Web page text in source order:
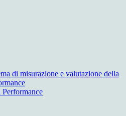
di misurazione e valutazione della
Performance